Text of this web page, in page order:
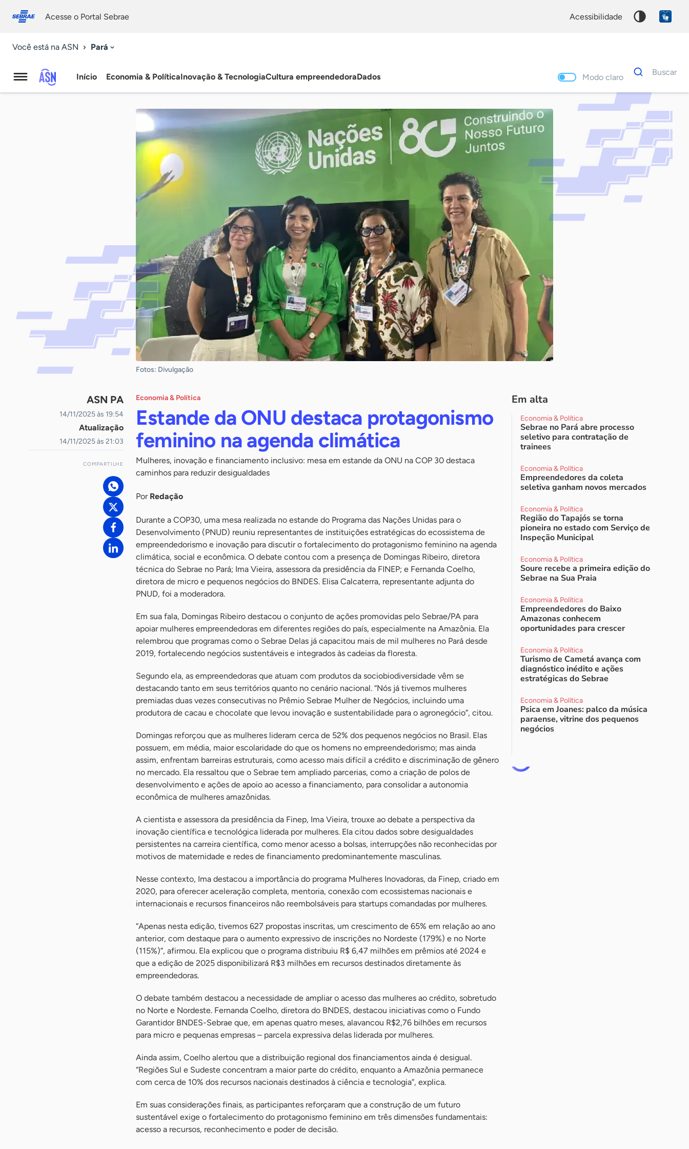
conosco
Acesse o Portal Sebrae acessibilidade
Você está na ASN Pará
Agência
Início Economia & PolíticaInovação & TecnologiaCultura empreendedoraDados Modo claro
Dados
para
Buscar
Palavra
chave
Fotos: Divulgação
ASN PA
14/11/2025 às 19:54
Atualização
14/11/2025 às 21:03
COMPARTILHE
Economia & Política
Estande da ONU destaca protagonismo
feminino na agenda climática
Mulheres, inovação e financiamento inclusivo: mesa em estande da ONU na COP 30 destaca
caminhos para reduzir desigualdades
Por Redação
Durante a COP30, uma mesa realizada no estande do Programa das Nações Unidas para o
Desenvolvimento (PNUD) reuniu representantes de instituições estratégicas do ecossistema de
empreendedorismo e inovação para discutir o fortalecimento do protagonismo feminino na agenda
climática, social e econômica. O debate contou com a presença de Domingas Ribeiro, diretora
técnica do Sebrae no Pará; Ima Vieira, assessora da presidência da FINEP; e Fernanda Coelho,
diretora de micro e pequenos negócios do BNDES. Elisa Calcaterra, representante adjunta do
PNUD, foi a moderadora.
Em sua fala, Domingas Ribeiro destacou o conjunto de ações promovidas pelo Sebrae/PA para
apoiar mulheres empreendedoras em diferentes regiões do país, especialmente na Amazônia. Ela
relembrou que programas como o Sebrae Delas já capacitou mais de mil mulheres no Pará desde
2019, fortalecendo negócios sustentáveis e integrados às cadeias da floresta.
Segundo ela, as empreendedoras que atuam com produtos da sociobiodiversidade vêm se
destacando tanto em seus territórios quanto no cenário nacional. “Nós já tivemos mulheres
premiadas duas vezes consecutivas no Prêmio Sebrae Mulher de Negócios, incluindo uma
produtora de cacau e chocolate que levou inovação e sustentabilidade para o agronegócio”, citou.
Domingas reforçou que as mulheres lideram cerca de 52% dos pequenos negócios no Brasil. Elas
possuem, em média, maior escolaridade do que os homens no empreendedorismo; mas ainda
assim, enfrentam barreiras estruturais, como acesso mais difícil a crédito e discriminação de gênero
no mercado. Ela ressaltou que o Sebrae tem ampliado parcerias, como a criação de polos de
desenvolvimento e ações de apoio ao acesso a financiamento, para consolidar a autonomia
econômica de mulheres amazônidas.
A cientista e assessora da presidência da Finep, Ima Vieira, trouxe ao debate a perspectiva da
inovação científica e tecnológica liderada por mulheres. Ela citou dados sobre desigualdades
persistentes na carreira científica, como menor acesso a bolsas, interrupções não reconhecidas por
motivos de maternidade e redes de financiamento predominantemente masculinas.
Nesse contexto, Ima destacou a importância do programa Mulheres Inovadoras, da Finep, criado em
2020, para oferecer aceleração completa, mentoria, conexão com ecossistemas nacionais e
internacionais e recursos financeiros não reembolsáveis para startups comandadas por mulheres.
“Apenas nesta edição, tivemos 627 propostas inscritas, um crescimento de 65% em relação ao ano
anterior, com destaque para o aumento expressivo de inscrições no Nordeste (179%) e no Norte
(115%)”, afirmou. Ela explicou que o programa distribuiu R$ 6,47 milhões em prêmios até 2024 e
que a edição de 2025 disponibilizará R$3 milhões em recursos destinados diretamente às
empreendedoras.
O debate também destacou a necessidade de ampliar o acesso das mulheres ao crédito, sobretudo
no Norte e Nordeste. Fernanda Coelho, diretora do BNDES, destacou iniciativas como o Fundo
Garantidor BNDES-Sebrae que, em apenas quatro meses, alavancou R$2,76 bilhões em recursos
para micro e pequenas empresas – parcela expressiva delas liderada por mulheres.
Ainda assim, Coelho alertou que a distribuição regional dos financiamentos ainda é desigual.
“Regiões Sul e Sudeste concentram a maior parte do crédito, enquanto a Amazônia permanece
com cerca de 10% dos recursos nacionais destinados à ciência e tecnologia”, explica.
Em suas considerações finais, as participantes reforçaram que a construção de um futuro
sustentável exige o fortalecimento do protagonismo feminino em três dimensões fundamentais:
acesso a recursos, reconhecimento e poder de decisão.
Em alta
Economia & Política
Sebrae no Pará abre processo
seletivo para contratação de
trainees
Economia & Política
Empreendedores da coleta
seletiva ganham novos mercados
Economia & Política
Região do Tapajós se torna
pioneira no estado com Serviço de
Inspeção Municipal
Economia & Política
Soure recebe a primeira edição do
Sebrae na Sua Praia
Economia & Política
Empreendedores do Baixo
Amazonas conhecem
oportunidades para crescer
Economia & Política
Turismo de Cametá avança com
diagnóstico inédito e ações
estratégicas do Sebrae
Economia & Política
Psica em Joanes: palco da música
paraense, vitrine dos pequenos
negócios